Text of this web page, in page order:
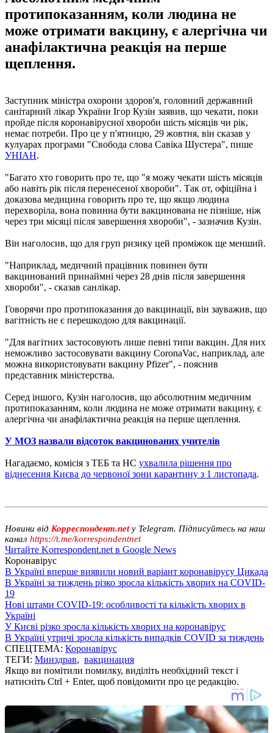
протипоказанням, коли людина не
може отримати вакцину, є алергічна чи
анафілактична реакція на перше
щеплення.
Заступник міністра охорони здоров'я, головний державний
санітарний лікар України Ігор Кузін заявив, що чекати, поки
пройде після коронавірусної хвороби шість місяців чи рік,
немає потреби. Про це у п'ятницю, 29 жовтня, він сказав у
кулуарах програми "Свобода слова Савіка Шустера", пише
УНІАН.
"Багато хто говорить про те, що "я можу чекати шість місяців
або навіть рік після перенесеної хвороби". Так от, офіційна і
доказова медицина говорить про те, що якщо людина
перехворіла, вона повинна бути вакцинована не пізніше, ніж
через три місяці після завершення хвороби", - зазначив Кузін.
Він наголосив, що для груп ризику цей проміжок ще менший.
"Наприклад, медичний працівник повинен бути
вакцинований принаймні через 28 днів після завершення
хвороби", - сказав санлікар.
Говорячи про протипоказання до вакцинації, він зауважив, що
вагітність не є перешкодою для вакцинації.
"Для вагітних застосовують лише певні типи вакцин. Для них
неможливо застосовувати вакцину CoronaVac, наприклад, але
можна використовувати вакцину Pfizer", - пояснив
представник міністерства.
Серед іншого, Кузін наголосив, що абсолютним медичним
протипоказанням, коли людина не може отримати вакцину, є
алергічна чи анафілактична реакція на перше щеплення.
У МОЗ назвали відсоток вакцинованих учителів
Нагадаємо, комісія з ТЕБ та НС ухвалила рішення про
віднесення Києва до червоної зони карантину з 1 листопада.
Новини від Корреспондент.netу Telegram. Підписуйтесь на наш
канал https://t.me/korrespondentnet
Читайте Korrespondent.net в Google News
Коронавірус
В Україні вперше виявили новий варіант коронавірусу Цикада
В Україні за тиждень різко зросла кількість хворих на COVID-
19
Нові штами COVID-19: особливості та кількість хворих в
Україні
У Києві різко зросла кількість хворих на коронавірус
В Україні утричі зросла кількість випадків COVID за тиждень
СПЕЦТЕМА: Коронавірус
ТЕГИ: Минздрав, вакцинация
Якщо ви помітили помилку, виділіть необхідний текст і
натисніть Ctrl + Enter, щоб повідомити про це редакцію.